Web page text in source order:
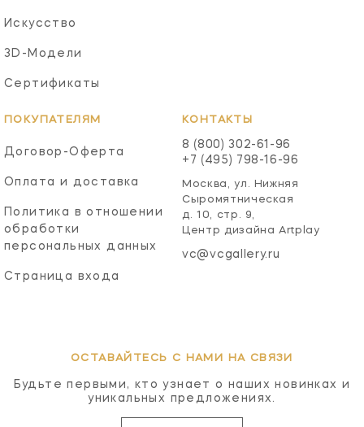
Искусство
3D-Модели
Сертификаты
ПОКУПАТЕЛЯМ
Договор-Оферта
Оплата и доставка
Политика в отношении
обработки
персональных данных
Страница входа
КОНТАКТЫ
8 (800) 302-61-96
+7 (495) 798-16-96
Москва, ул. Нижняя
Сыромятническая
д. 10, стр. 9,
Центр дизайна Artplay
vc@vcgallery.ru
ОСТАВАЙТЕСЬ С НАМИ НА СВЯЗИ
Будьте первыми, кто узнает о наших новинках и
уникальных предложениях.